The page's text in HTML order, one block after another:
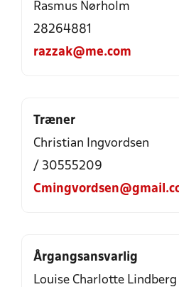
Rasmus Nørholm
28264881
razzak@me.com
Træner
Christian Ingvordsen
/ 30555209
Årgangsansvarlig
Louise Charlotte